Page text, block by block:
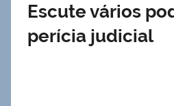
Escute vários
perícia judicial